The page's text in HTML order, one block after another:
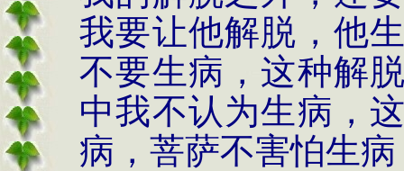
我要让他解脱，他
不要生病，这种解
中我不认为生病，
病，菩萨不害怕生